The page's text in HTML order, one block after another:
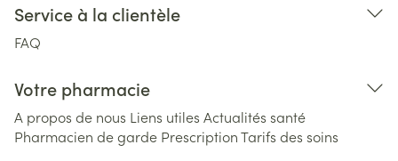
Service à la clientèle
FAQ
Votre pharmacie
A propos de nous Liens utiles Actualités santé
Pharmacien de garde PrescriptionTarifs des soins